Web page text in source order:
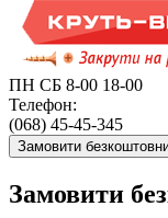
ПН СБ 8-00 18-00
Телефон:
(068) 45-45-345
Замовити
Замовити